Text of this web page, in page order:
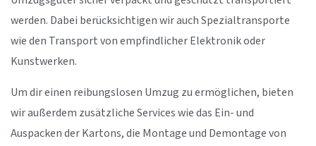
werden. Dabei berücksichtigen wir auch Spezialtransporte
wie den Transport von empfindlicher Elektronik oder
Kunstwerken.
Um dir einen reibungslosen Umzug zu ermöglichen, bieten
wir außerdem zusätzliche Services wie das Ein- und
Auspacken der Kartons, die Montage und Demontage von